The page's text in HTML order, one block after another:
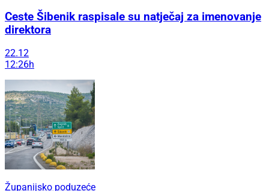
Ceste Šibenik raspisale su natječaj za imenovanje
direktora
22.12
12:26h
Županijsko poduzeće